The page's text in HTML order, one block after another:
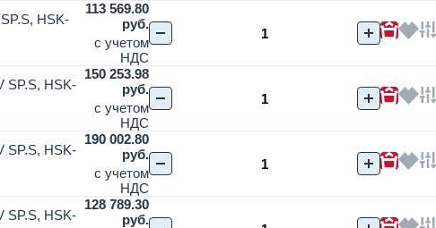
HSK-
113 569.80
руб.
с учетом
НДС
SP.S, HSK-
150 253.98
руб.
с учетом
НДС
SP.S, HSK-
190 002.80
руб.
с учетом
НДС
SP.S, HSK-
128 789.30
руб.